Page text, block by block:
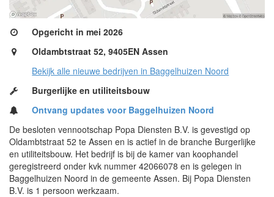
Opgericht in mei 2026
Oldambtstraat 52, 9405EN Assen
Bekijk alle nieuwe bedrijven in Baggelhuizen Noord
Burgerlijke en utiliteitsbouw
Ontvang updates voor Baggelhuizen Noord
De besloten vennootschap Popa Diensten B.V. is gevestigd op
Oldambtstraat 52 te Assen en is actief in de branche Burgerlijke
en utiliteitsbouw. Het bedrijf is bij de kamer van koophandel
geregistreerd onder kvk nummer 42066078 en is gelegen in
Baggelhuizen Noord in de gemeente Assen. Bij Popa Diensten
B.V. is 1 persoon werkzaam.